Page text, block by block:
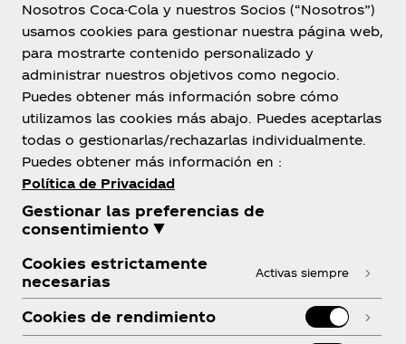
debe: (i) Mostrar el escudo del grupo musical RBD
recreado mediante el uso de mínimo 20 tapas pet
de botellas de tamaños personales de 250ml,
400ml y 600ml de Coca‑Cola Original y Coca-Coca
Sin Azúcar (En el video se debe observar de
manera clara el escudo); (ii) Al lado del escudo
recreado, se debe hacer el Lip Sync (doblaje) de la
canción “REBELDE” del grupo musical RBD. La
publicación del video debe contar con la etiqueta
@cocacolacol y el hashtag:
términos y condiciones en
www.coca-
cola.com/co/es/legal/promo-coca-cola-y-rbd
Nosotros Coca-Cola y nuestros Socios (“Nosotros”)
usamos cookies para gestionar nuestra página web,
para mostrarte contenido personalizado y
administrar nuestros objetivos como negocio.
Puedes obtener más información sobre cómo
utilizamos las cookies más abajo. Puedes aceptarlas
todas o gestionarlas/rechazarlas individualmente.
Puedes obtener más información en :
Política de Privacidad
Gestionar las preferencias de
consentimiento ▼
Cookies estrictamente
necesarias
Activas siempre
Cookies de rendimiento